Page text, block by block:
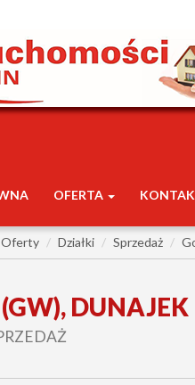
OFERTA
Oferty Działki Sprzedaż
DUNAJEK